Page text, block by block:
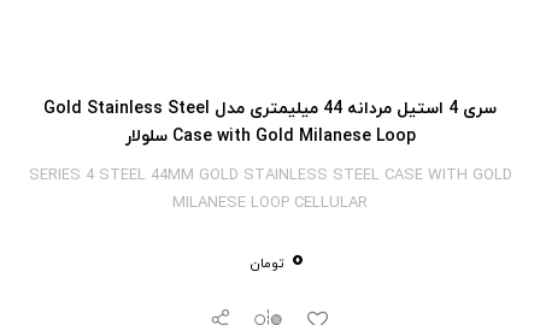
سری 4 استیل مردانه 44 میلیمتری مدل Gold Stainless Steel
Case with Gold Milanese Loop سلولار
SERIES 4 STEEL 44MM GOLD STAINLESS STEEL CASE WITH GOLD
MILANESE LOOP CELLULAR
0 تومان